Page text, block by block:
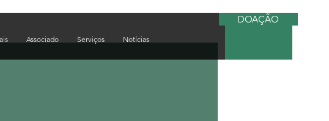
Associado Serviços Notícias
DOAÇÃO